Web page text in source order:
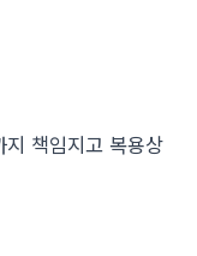
책임지고 복용상